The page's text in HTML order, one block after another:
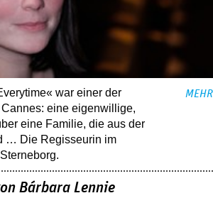
war einer der
eine eigenwillige,
eine ­Familie, die aus der
… Die Regisseurin im
MEHR
Bárbara Lennie